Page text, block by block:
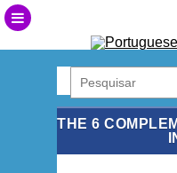
THE 6